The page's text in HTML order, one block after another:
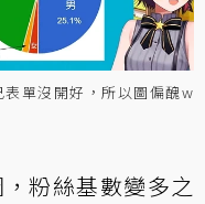
單沒開好，所以圖偏醜w
粉絲基數變多之